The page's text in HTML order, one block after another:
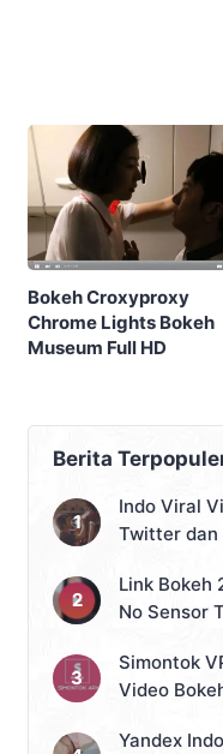
Bokeh Croxyproxy
Chrome Lights Bokeh
Museum Full HD
Berita
Indo Viral
Twitter dan
Link Bokeh
No Sensor
Simontok
Video
Yandex